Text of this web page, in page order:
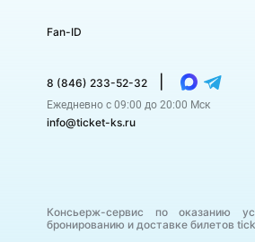
Fan-ID
8 (846) 233-52-32
Ежедневно с 09:00 до 20:00 Мск
info@ticket-ks.ru
Консьерж-сервис по оказанию
бронированию и доставке билетов